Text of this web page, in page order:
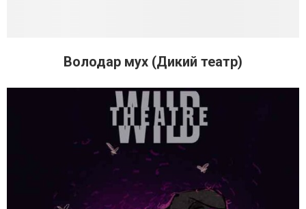
Володар мух (Дикий театр)